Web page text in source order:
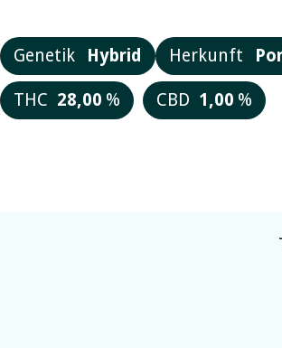
Genetik Hybrid Herkunft
THC 28,00 % CBD 1,00 %